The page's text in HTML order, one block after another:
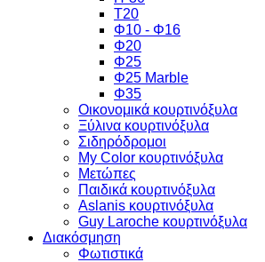
Τ20
Φ10 - Φ16
Φ20
Φ25
Φ25 Marble
Φ35
Οικονομικά κουρτινόξυλα
Ξύλινα κουρτινόξυλα
Σιδηρόδρομοι
My Color κουρτινόξυλα
Μετώπες
Παιδικά κουρτινόξυλα
Aslanis κουρτινόξυλα
Guy Laroche κουρτινόξυλα
Διακόσμηση
Φωτιστικά